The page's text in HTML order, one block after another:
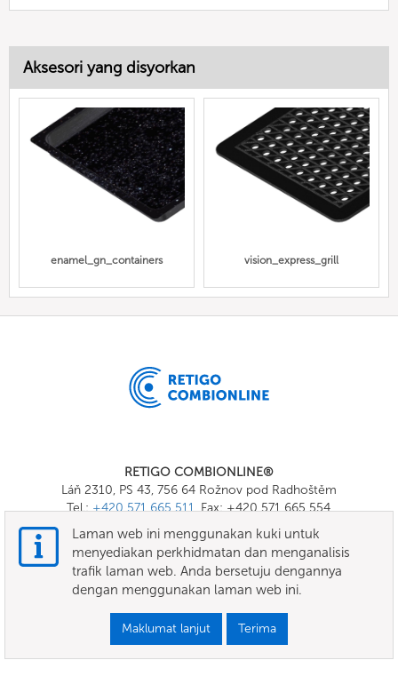
Aksesori yang disyorkan
enamel_gn_containers vision_express_grill
RETIGO COMBIONLINE®
Láň 2310, PS 43, 756 64 Rožnov pod Radhoštěm
Tel.:+420 571 665 511, Fax: +420 571 665 554
E-mail: info@combionline.com
OnlineMenu
TERMA DAN SYARAT
Laman web ini menggunakan kuki untuk
menyediakan perkhidmatan dan menganalisis
trafik laman web. Anda bersetuju dengannya
dengan menggunakan laman web ini.
Maklumat lanjut Terima